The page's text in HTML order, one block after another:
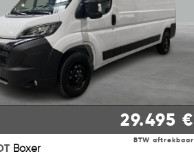
29.495 €
BTW aftrekbaar
Boxer